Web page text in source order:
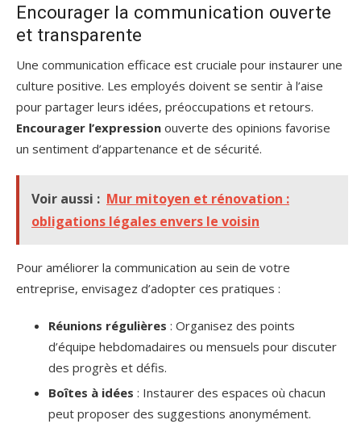
Encourager la communication ouverte
et transparente
Une communication efficace est cruciale pour instaurer une
culture positive. Les employés doivent se sentir à l’aise
pour partager leurs idées, préoccupations et retours.
Encourager l’expression ouverte des opinions favorise
un sentiment d’appartenance et de sécurité.
Voir aussi : Mur mitoyen et rénovation :
obligations légales envers le voisin
Pour améliorer la communication au sein de votre
entreprise, envisagez d’adopter ces pratiques :
Réunions régulières : Organisez des points
d’équipe hebdomadaires ou mensuels pour discuter
des progrès et défis.
Boîtes à idées : Instaurer des espaces où chacun
peut proposer des suggestions anonymément.